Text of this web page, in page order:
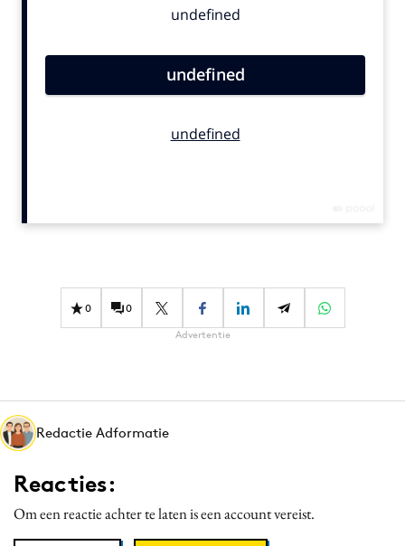
Contentmarketing
Effectiviteit
Gedragsverandering
Martech
Media
Merkstrategie
PR
Programmatic
0 0
Advertentie
Redactie Adformatie
Reacties:
Om een reactie achter te laten is een account vereist.